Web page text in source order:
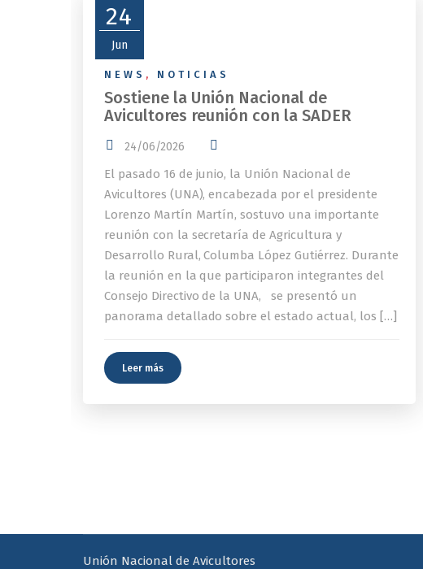
24
Jun
NEWS , NOTICIAS
Sostiene la Unión Nacional de
Avicultores reunión con la SADER
24/06/2026
El pasado 16 de junio, la Unión Nacional de
Avicultores (UNA), encabezada por el presidente
Lorenzo Martín Martín, sostuvo una importante
reunión con la secretaría de Agricultura y
Desarrollo Rural, Columba López Gutiérrez. Durante
la reunión en la que participaron integrantes del
Consejo Directivo de la UNA, se presentó un
panorama detallado sobre el estado actual, los […]
Leer más
Unión Nacional de Avicultores